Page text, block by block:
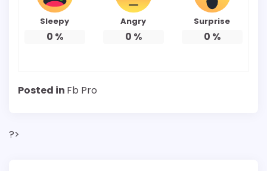
Sleepy
0 %
Angry
0 %
Surprise
0 %
Posted in Fb Pro
?>